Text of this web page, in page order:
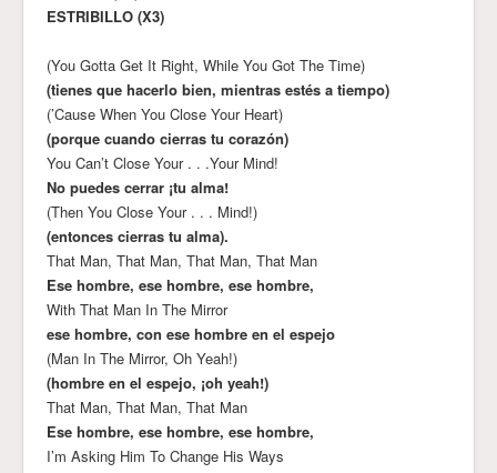
ESTRIBILLO (X3)
(You Gotta Get It Right, While You Got The Time)
(tienes que hacerlo bien, mientras estés a tiempo)
(’Cause When You Close Your Heart)
(porque cuando cierras tu corazón)
You Can’t Close Your . . .Your Mind!
No puedes cerrar ¡tu alma!
(Then You Close Your . . . Mind!)
(entonces cierras tu alma).
That Man, That Man, That Man, That Man
Ese hombre, ese hombre, ese hombre,
With That Man In The Mirror
ese hombre, con ese hombre en el espejo
(Man In The Mirror, Oh Yeah!)
(hombre en el espejo, ¡oh yeah!)
That Man, That Man, That Man
Ese hombre, ese hombre, ese hombre,
I’m Asking Him To Change His Ways